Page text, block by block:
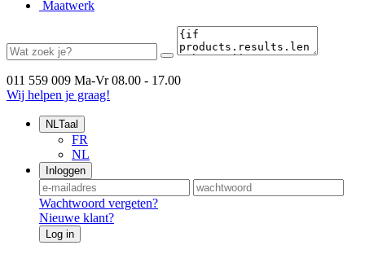
Maatwerk
011 559 009 Ma-Vr 08.00 - 17.00
Wij helpen je graag!
NLTaal
FR
NL
Inloggen
Wachtwoord vergeten?
Nieuwe klant?
Log in